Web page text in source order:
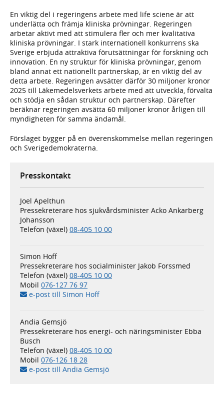
En viktig del i regeringens arbete med life sciene är att
underlätta och främja kliniska prövningar. Regeringen
arbetar aktivt med att stimulera fler och mer kvalitativa
kliniska prövningar. I stark internationell konkurrens ska
Sverige erbjuda attraktiva förutsättningar för forskning och
innovation. En ny struktur för kliniska prövningar, genom
bland annat ett nationellt partnerskap, är en viktig del av
detta arbete. Regeringen avsätter därför 30 miljoner kronor
2025 till Läkemedelsverkets arbete med att utveckla, förvalta
och stödja en sådan struktur och partnerskap. Därefter
beräknar regeringen avsätta 60 miljoner kronor årligen till
myndigheten för samma ändamål.
Förslaget bygger på en överenskommelse mellan regeringen
och Sverigedemokraterna.
Presskontakt
Joel Apelthun
Pressekreterare hos sjukvårdsminister Acko Ankarberg
Johansson
Telefon (växel) 08-405 10 00
Simon Hoff
Pressekreterare hos socialminister Jakob Forssmed
Telefon (växel) 08-405 10 00
Mobil 076-127 76 97
e-post till Simon Hoff
Andia Gemsjö
Pressekreterare hos energi- och näringsminister Ebba
Busch
Telefon (växel) 08-405 10 00
Mobil 076-126 18 28
e-post till Andia Gemsjö